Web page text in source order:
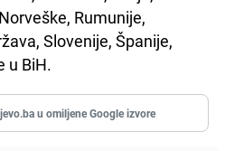
Rumunije,
Slovenije, Španije,
u BiH.
u omiljene Google izvore